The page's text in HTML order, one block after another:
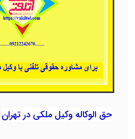
حق الوکاله وکیل ملکی در تهران